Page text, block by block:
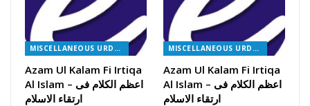
MISCELLANEOUS URDU BOOKS
Azam Ul Kalam Fi Irtiqa
Al Islam – اعظم الکلام فی
ارتقاء الاسلام
MISCELLANEOUS URDU BOOKS
Azam Ul Kalam Fi Irtiqa
Al Islam – اعظم الکلام فی
ارتقاء الاسلام